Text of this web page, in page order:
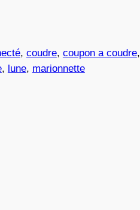
, coudre, coupon a coudre,
, lune, marionnette